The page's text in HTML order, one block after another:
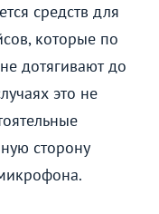
средств для
которые по
дотягивают до
это не
сторону